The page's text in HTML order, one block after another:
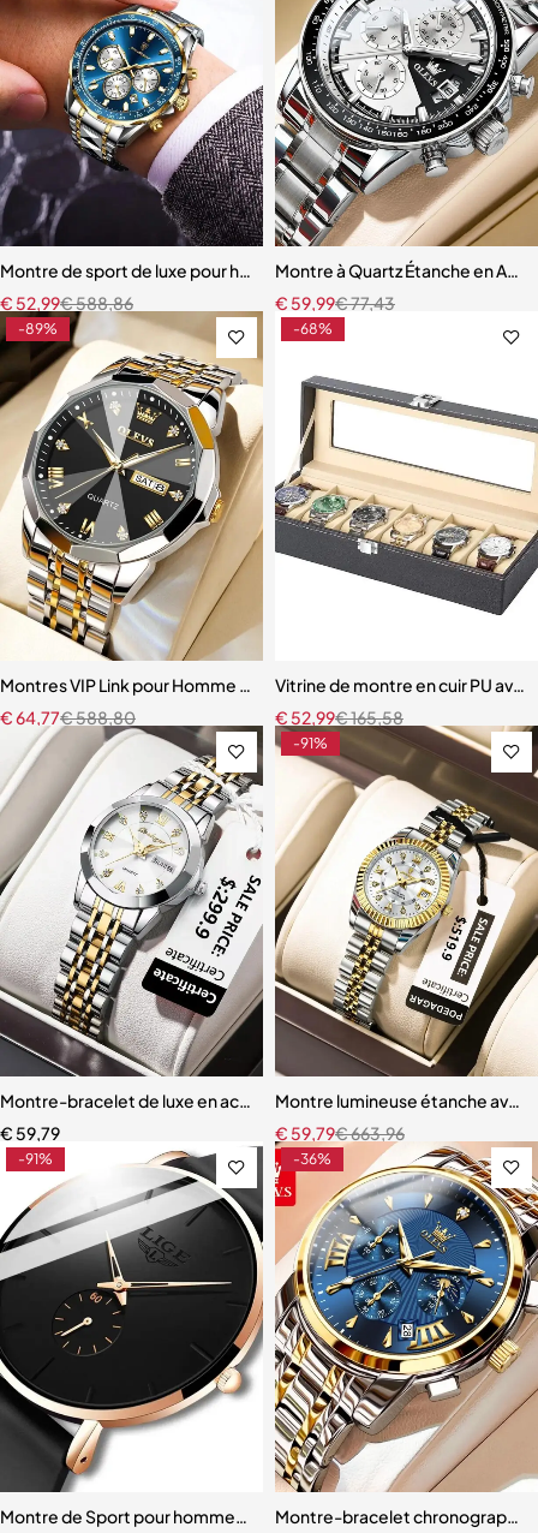
Montre de sport de luxe pour hommes, étanche et lumineuse
€588,86
€ 52,99
Montre à Quartz Étanche en
€77,43
€ 59,99
-89%
Montres VIP Link pour Homme et Femme
€588,80
€64,77
-68%
Vitrine de montre en cuir PU
€165,58
€ 52,99
Montre-bracelet de luxe en acier inoxydable pour femme, étanche,
€ 59,79
-91%
Montre lumineuse étanche avec
€663,96
€ 59,79
-91%
Montre de Sport pour hommes, nouvelle mode
-36%
Montre-bracelet chronographe